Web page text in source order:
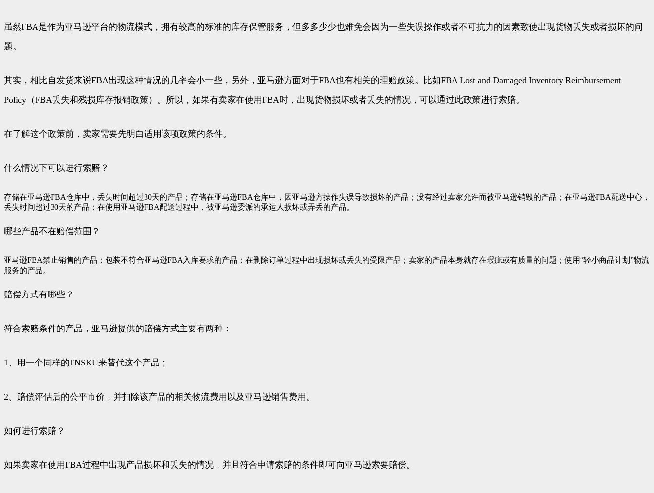
虽然FBA是作为亚马逊平台的物流模式，拥有较高的标准的库存保管服务，但多多少少也难免会因为一些失误操作或者不可抗力的因素致使出现货物丢失或者损坏的问
题。
其实，相比自发货来说FBA出现这种情况的几率会小一些，另外，亚马逊方面对于FBA也有相关的理赔政策。比如FBA Lost and Damaged Inventory Reimbursement
Policy（FBA丢失和残损库存报销政策）。所以，如果有卖家在使用FBA时，出现货物损坏或者丢失的情况，可以通过此政策进行索赔。
在了解这个政策前，卖家需要先明白适用该项政策的条件。
什么情况下可以进行索赔？
存储在亚马逊FBA仓库中，丢失时间超过30天的产品；存储在亚马逊FBA仓库中，因亚马逊方操作失误导致损坏的产品；没有经过卖家允许而被亚马逊销毁的产品；在亚马逊FBA配送中心，
丢失时间超过30天的产品；在使用亚马逊FBA配送过程中，被亚马逊委派的承运人损坏或弄丢的产品。
哪些产品不在赔偿范围？
亚马逊FBA禁止销售的产品；包装不符合亚马逊FBA入库要求的产品；在删除订单过程中出现损坏或丢失的受限产品；卖家的产品本身就存在瑕疵或有质量的问题；使用“轻小商品计划”物流
服务的产品。
赔偿方式有哪些？
符合索赔条件的产品，亚马逊提供的赔偿方式主要有两种：
1、用一个同样的FNSKU来替代这个产品；
2、赔偿评估后的公平市价，并扣除该产品的相关物流费用以及亚马逊销售费用。
如何进行索赔？
如果卖家在使用FBA过程中出现产品损坏和丢失的情况，并且符合申请索赔的条件即可向亚马逊索要赔偿。